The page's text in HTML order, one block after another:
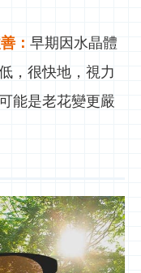
： 早期因水晶體
，很快地，視力
能是老花變更嚴